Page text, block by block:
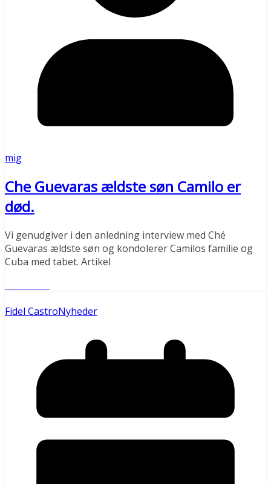
mig
Che Guevaras ældste søn Camilo er
død.
Vi genudgiver i den anledning interview med Ché
Guevaras ældste søn og kondolerer Camilos familie og
Cuba med tabet. Artikel
Fidel CastroNyheder